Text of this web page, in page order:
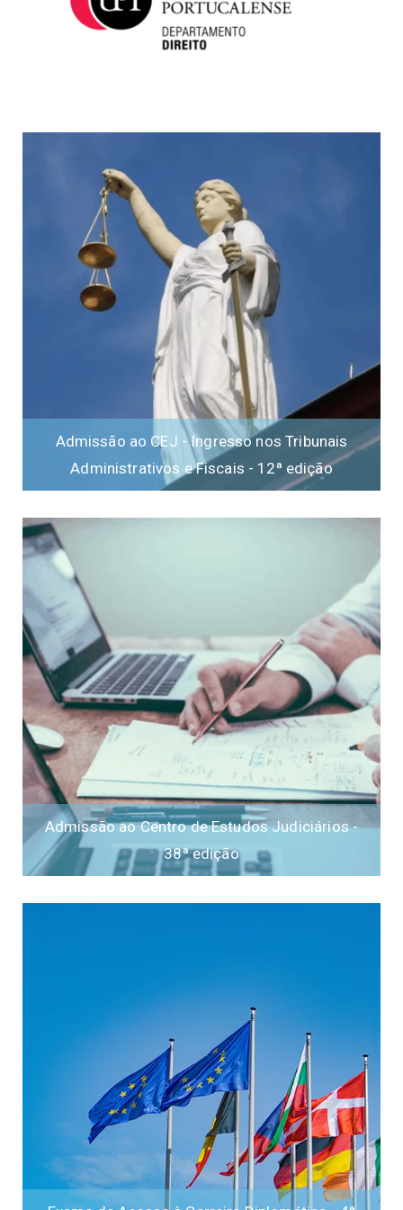
Admissão ao CEJ - Ingresso nos Tribunais
Administrativos e Fiscais - 12ª edição
Admissão ao Centro de Estudos Judiciários -
38ª edição